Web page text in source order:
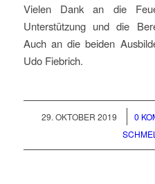
Vielen Dank an die
Unterstützung und die
Auch an die beiden
Udo Fiebrich.
29. OKTOBER 2019
/ 0